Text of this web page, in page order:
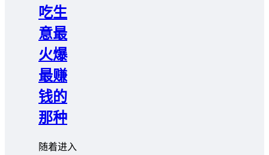
吃生
意最
火爆
最赚
钱的
那种
随着进入